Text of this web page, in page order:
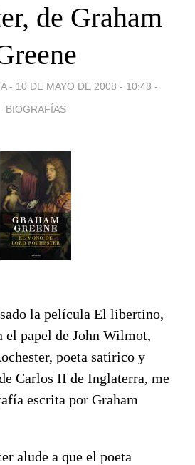
de Graham
- 10 DE MAYO DE 2008 - 10:48 -
BIOGRAFÍAS
la película El libertino,
el papel de John Wilmot,
poeta satírico y
de Carlos II de Inglaterra, me
escrita por Graham
alude a que el poeta